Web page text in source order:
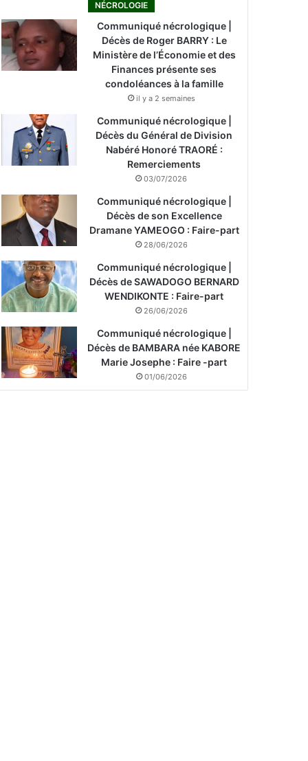
NÉCROLOGIE
Communiqué nécrologique |
Décès de Roger BARRY : Le
Ministère de l’Économie et des
Finances présente ses
condoléances à la famille
il y a 2 semaines
Communiqué nécrologique |
Décès du Général de Division
Nabéré Honoré TRAORÉ :
Remerciements
03/07/2026
Communiqué nécrologique |
Décès de son Excellence
Dramane YAMEOGO : Faire-part
28/06/2026
Communiqué nécrologique |
Décès de SAWADOGO BERNARD
WENDIKONTE : Faire-part
26/06/2026
Communiqué nécrologique |
Décès de BAMBARA née KABORE
Marie Josephe : Faire -part
01/06/2026